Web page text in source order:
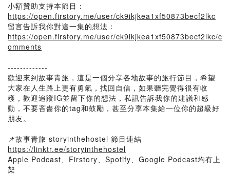
小額贊助支持本節目：
https://open.firstory.me/user/ck9ikjkea1xf50873becf2lkc
留言告訴我你對這一集的想法：
https://open.firstory.me/user/ck9ikjkea1xf50873becf2lkc/c
omments
-------------
歡迎來到故事青旅，這是一個分享各地故事的旅行節目，希望
大家在人生路上更有勇氣，找回自信，如果聽完覺得很有收
穫，歡迎追蹤IG並留下你的想法，私訊告訴我你的建議和感
動，不要吝嗇你的tag和鼓勵，甚至分享本集給一位你的超級好
朋友。
📌故事青旅 storyinthehostel 節目連結
https://linktr.ee/storyinthehostel
Apple Podcast、Firstory、Spotify、Google Podcast均有上
架